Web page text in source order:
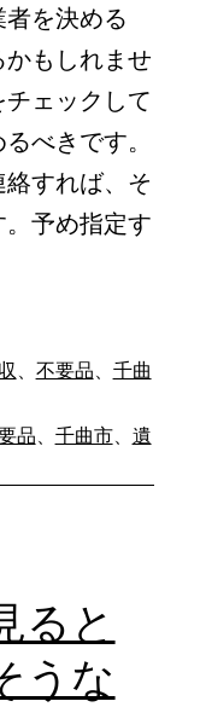
を決める
かもしれませ
ェックして
べきです。
すれば、そ
予め指定す
不要品
千曲
品 千曲市、 遺
ると
うな